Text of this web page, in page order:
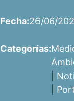
Fecha:26/06/
Categorías: